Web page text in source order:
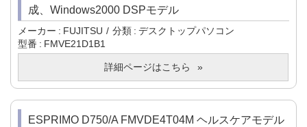
成、Windows2000 DSPモデル
メーカー FUJITSU 分類
デスクトップパソコン
型番
FMVE21D1B1
詳細ページはこちら
ESPRIMO D750/A FMVDE4T04M ヘルスケアモデル